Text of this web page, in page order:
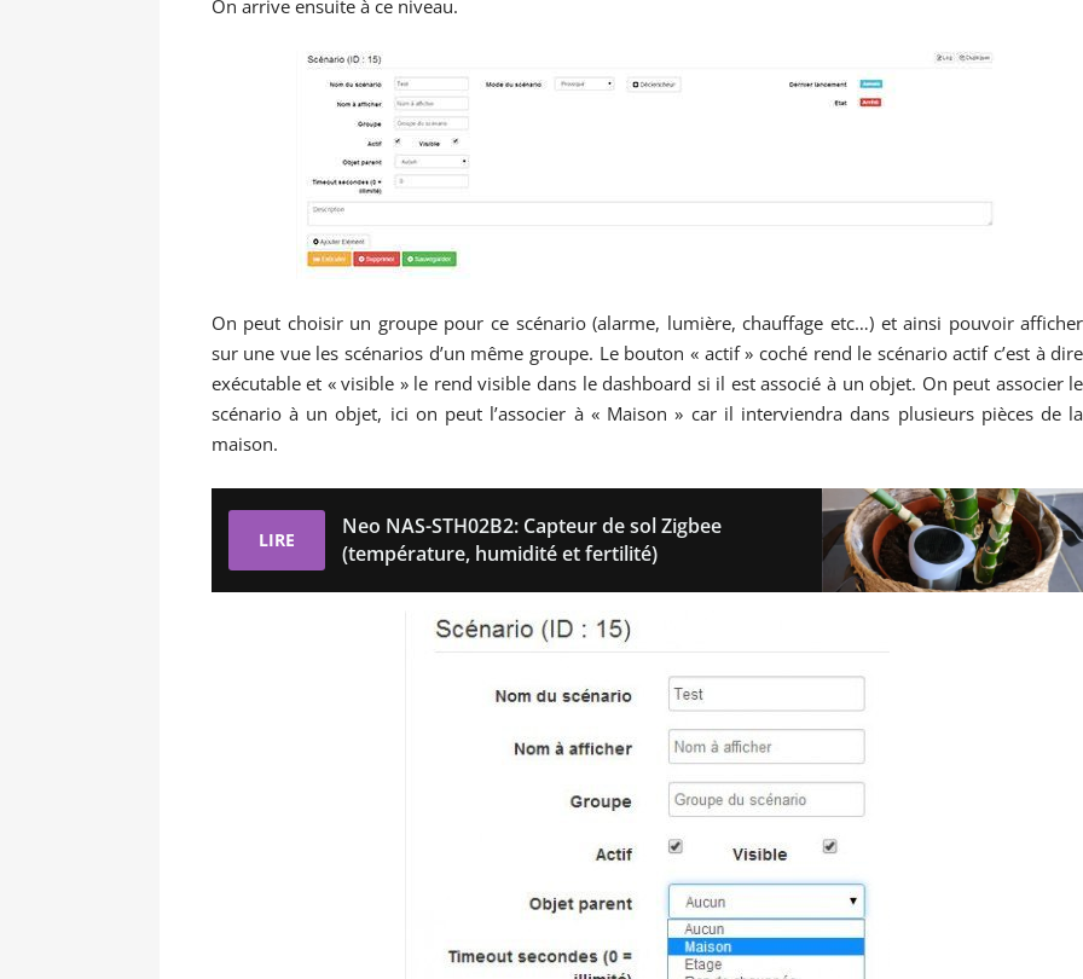
On arrive ensuite à ce niveau.
On peut choisir un groupe pour ce scénario (alarme, lumière, chauffage etc…) et ainsi pouvoir afficher
sur une vue les scénarios d’un même groupe. Le bouton « actif » coché rend le scénario actif c’est à dire
exécutable et « visible » le rend visible dans le dashboard si il est associé à un objet. On peut associer le
scénario à un objet, ici on peut l’associer à « Maison » car il interviendra dans plusieurs pièces de la
maison.
LIRE
Neo NAS-STH02B2: Capteur de sol Zigbee
(température, humidité et fertilité)